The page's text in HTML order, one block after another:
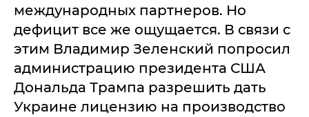
международных партнеров. Но
дефицит все же ощущается. В связи с
этим Владимир Зеленский попросил
администрацию президента США
Дональда Трампа разрешить дать
Украине лицензию на производство